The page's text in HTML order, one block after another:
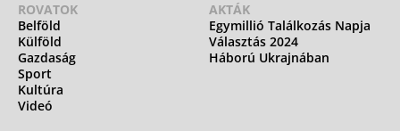
ROVATOK
Belföld
Külföld
Gazdaság
Sport
Kultúra
Videó
AKTÁK
Egymillió Találkozás Napja
Választás 2024
Háború Ukrajnában